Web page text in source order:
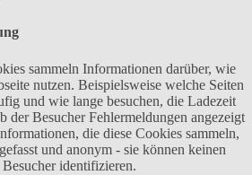
sammeln Informationen darüber, wie
nutzen. Beispielsweise welche Seiten
und wie lange besuchen, die Ladezeit
der Besucher Fehlermeldungen angezeigt
die diese Cookies sammeln,
und anonym - sie können keinen
Besucher identifizieren.